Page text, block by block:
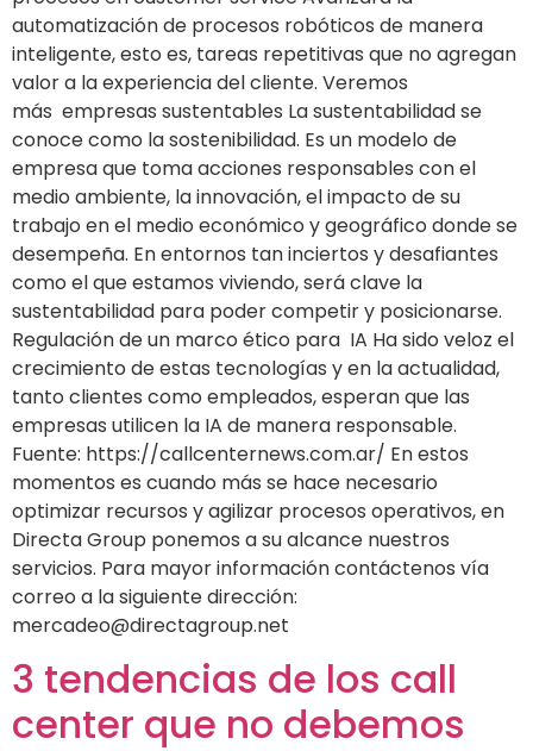
automatización de procesos robóticos de manera
inteligente, esto es, tareas repetitivas que no agregan
valor a la experiencia del cliente. Veremos
más empresas sustentables La sustentabilidad se
conoce como la sostenibilidad. Es un modelo de
empresa que toma acciones responsables con el
medio ambiente, la innovación, el impacto de su
trabajo en el medio económico y geográfico donde se
desempeña. En entornos tan inciertos y desafiantes
como el que estamos viviendo, será clave la
sustentabilidad para poder competir y posicionarse.
Regulación de un marco ético para IA Ha sido veloz el
crecimiento de estas tecnologías y en la actualidad,
tanto clientes como empleados, esperan que las
empresas utilicen la IA de manera responsable.
Fuente: https://callcenternews.com.ar/ En estos
momentos es cuando más se hace necesario
optimizar recursos y agilizar procesos operativos, en
Directa Group ponemos a su alcance nuestros
servicios. Para mayor información contáctenos vía
correo a la siguiente dirección:
mercadeo@directagroup.net
3 tendencias de los call
center que no debemos